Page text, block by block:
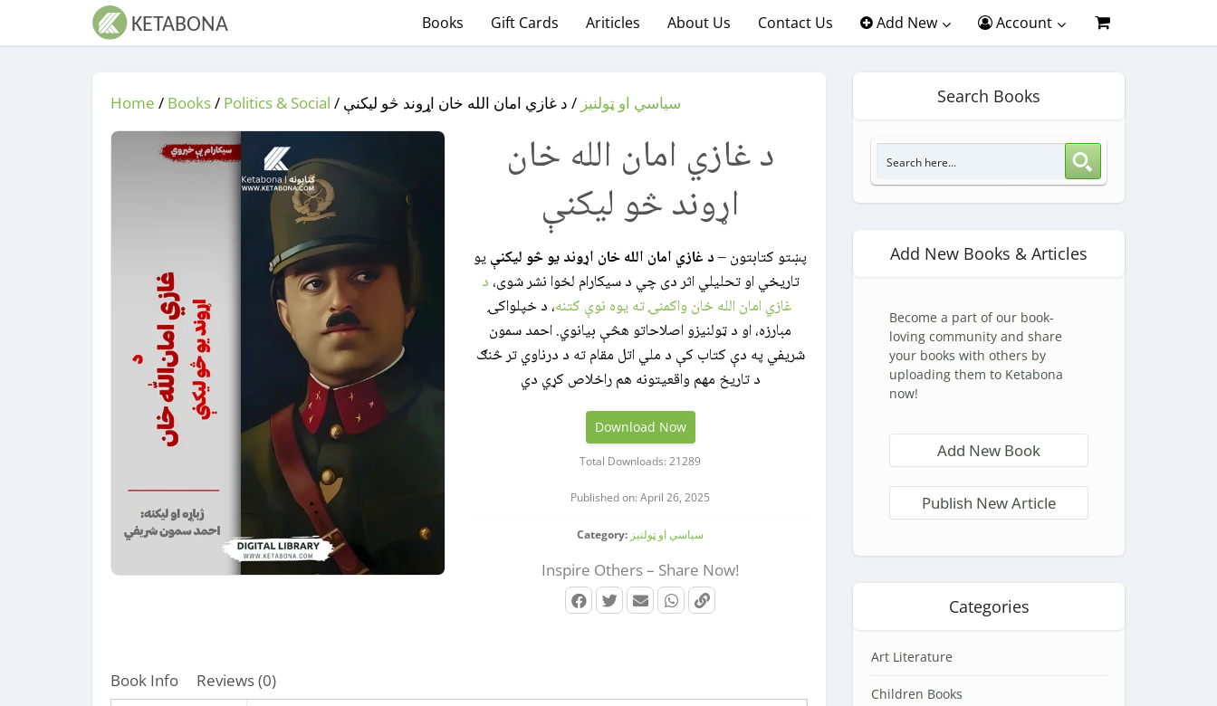
Books Gift Cards Ariticles About Us Contact Us Add New Account
Home / Books/ Politics & Social / سیاسي او ټولنیز / د غازي امان الله خان اړوند څو لیکنې
د غازي امان الله خان
اړوند څو لیکنې
پښتو کتابتون –د غازي امان الله خان اړوند یو څو لیکنېیو
تاریخي او تحلیلي اثر دی چي د سیکارام لخوا نشر شوی، د
غازي امان الله خان واکمنۍ ته یوه نوې کتنه، د خپلواکۍ
مبارزه، او د ټولنیزو اصلاحاتو هڅې بیانوي. احمد سمون
شریفي په دې کتاب کې د ملي اتل مقام ته د درناوي تر څنګ
د تاریخ مهم واقعیتونه هم راخلاص کړي دي
Download Now
Total Downloads: 21289
Published on: April 26, 2025
Category: سیاسي او ټولنیز
Inspire Others – Share Now!
Book Info
Reviews (0)
Search Books
Add New Books & Articles
Become a part of our book-
loving community and share
your books with others by
uploading them to Ketabona
now!
Add New Book
Publish New Article
Categories
Art Literature
Children Books